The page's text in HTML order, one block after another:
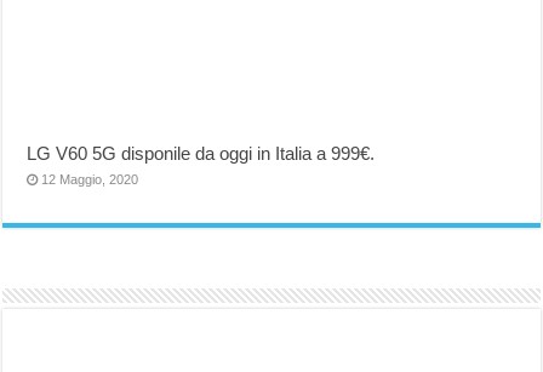
LG V60 5G disponile da oggi in Italia a 999€.
12 Maggio, 2020